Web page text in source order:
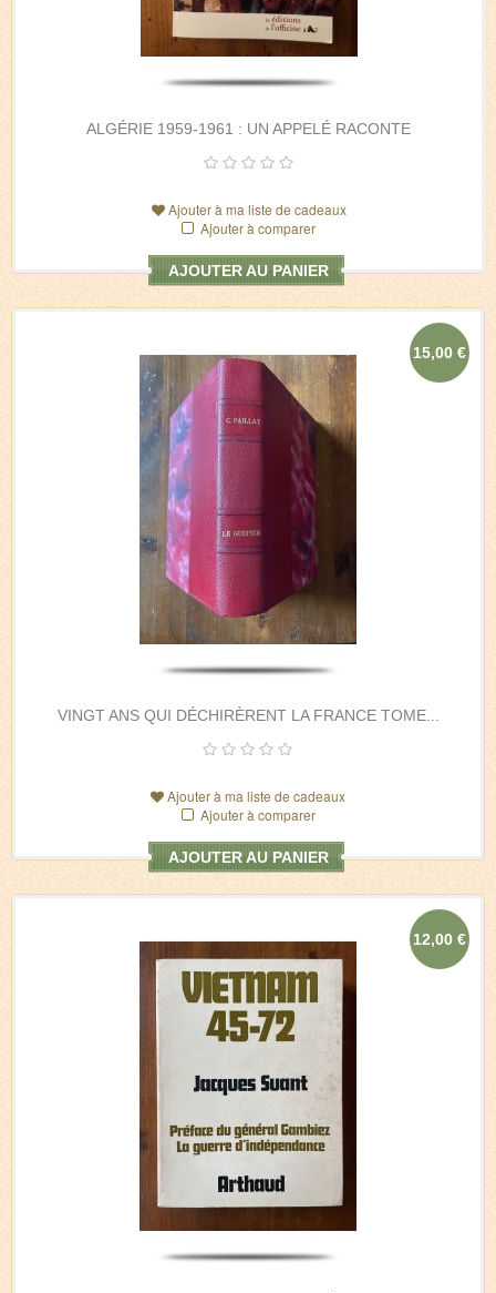
ALGÉRIE 1959-1961 : UN APPELÉ RACONTE
Ajouter à ma liste de cadeaux
Ajouter à comparer
AJOUTER AU PANIER
VINGT ANS QUI DÉCHIRÈRENT LA FRANCE TOME...
15,00 €
Ajouter à ma liste de cadeaux
Ajouter à comparer
AJOUTER AU PANIER
12,00 €